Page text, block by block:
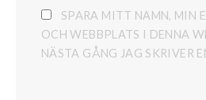
SPARA MITT NAMN, MIN
OCH WEBBPLATS I DENNA
NÄSTA GÅNG JAG SKRIVER